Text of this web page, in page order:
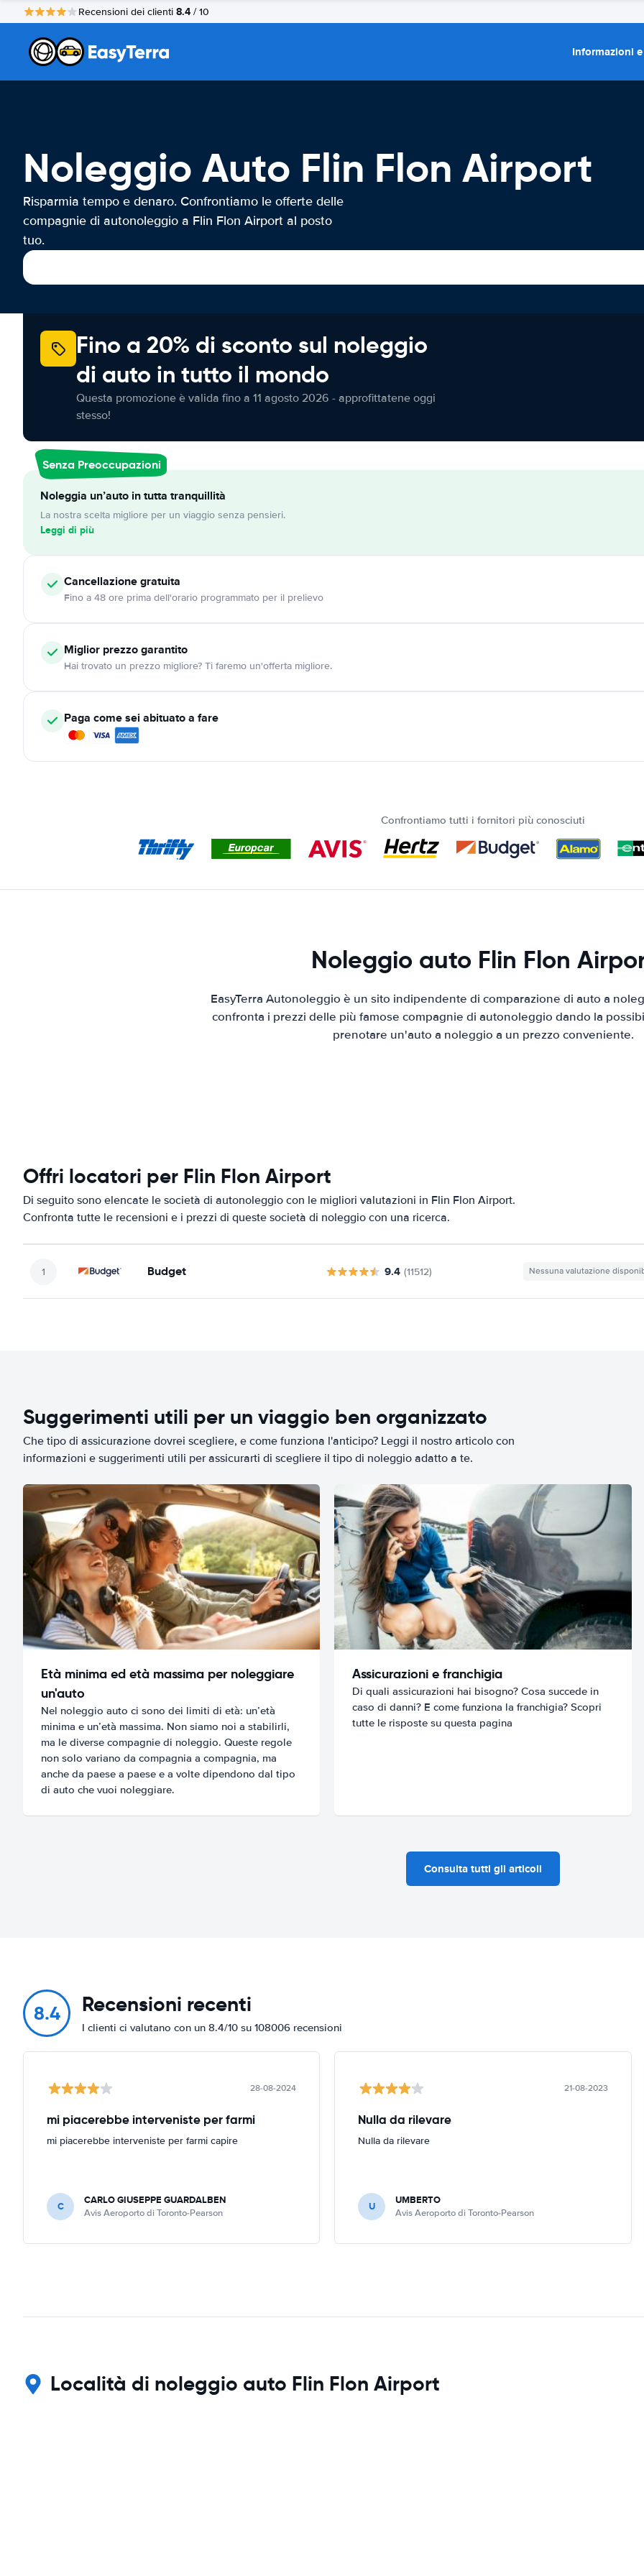
Recensioni dei clienti 8.4 / 10
Informazioni
Noleggio Auto Flin Flon Airport
Risparmia tempo e denaro. Confrontiamo le offerte delle
compagnie di autonoleggio a Flin Flon Airport al posto
tuo.
Fino a 20% di sconto sul noleggio
di auto in tutto il mondo
Questa promozione è valida fino a 11 agosto 2026 - approfittatene oggi
stesso!
Senza Preoccupazioni
Noleggia un’auto in tutta tranquillità
La nostra scelta migliore per un viaggio senza pensieri.
Leggi di più
Cancellazionegratuita
Fino a 48 ore prima dell'orario programmato per il prelievo
Miglior prezzo garantito
Hai trovato un prezzo migliore? Ti faremo un'offerta migliore.
Paga come sei abituato a fare
Confrontiamo tutti i fornitori più conosciuti
Noleggio auto Flin Flon
EasyTerra Autonoleggio è un sito indipendente di comparazione di auto a
confronta i prezzi delle più famose compagnie di autonoleggio dando la
prenotare un'auto a noleggio a un prezzo conveniente.
Offri locatori per Flin Flon Airport
Di seguito sono elencate le società di autonoleggio con le migliori valutazioni in Flin Flon Airport.
Confronta tutte le recensioni e i prezzi di queste società di noleggio con una ricerca.
Budget 9.4 (11512) Nessuna valutazione
Suggerimenti utili per un viaggio ben organizzato
Che tipo di assicurazione dovrei scegliere, e come funziona l'anticipo? Leggi il nostro articolo con
informazioni e suggerimenti utili per assicurarti di scegliere il tipo di noleggio adatto a te.
Età minima ed età massima per noleggiare
un'auto
Nel noleggio auto ci sono dei limiti di età: un’età
minima e un’età massima. Non siamo noi a stabilirli,
ma le diverse compagnie di noleggio. Queste regole
non solo variano da compagnia a compagnia, ma
anche da paese a paese e a volte dipendono dal tipo
di auto che vuoi noleggiare.
Assicurazioni e franchigia
Di quali assicurazioni hai bisogno? Cosa succede in
caso di danni? E come funziona la franchigia? Scopri
tutte le risposte su questa pagina
Consulta tutti gli articoli
8.4 Recensioni recenti
I clienti ci valutano con un 8.4/10 su 108006 recensioni
28-08-2024
mi piacerebbe interveniste per farmi
mi piacerebbe interveniste per farmi capire
C CARLO GIUSEPPE GUARDALBEN
Avis Aeroporto di Toronto-Pearson
21-08-2023
Nulla da rilevare
Nulla da rilevare
U UMBERTO
Avis Aeroporto di Toronto-Pearson
Località di noleggio auto Flin Flon Airport